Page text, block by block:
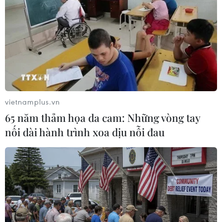
59182
Phải Phạt Thật Nặng và Bắt Bỏ Tù những thành phần đánh, gây
gổ, cản trở PV tác nghiệp (vì chỉ làm chuyện xấu, sai trái mới ngăn
cản PV) để răn đe kẻ khác
Thích Trả lời
TIN LIÊN QUAN
vietnamplus.vn
65 năm thảm họa da cam: Những vòng tay
nối dài hành trình xoa dịu nỗi đau